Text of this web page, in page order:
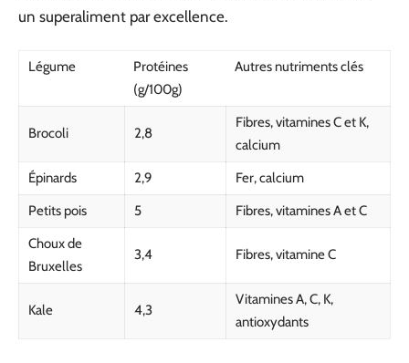
un superaliment par excellence.
Légume
Protéines
(g/100g)
Autres nutriments clés
Brocoli 2,8
Fibres, vitamines C et K,
calcium
Épinards
2,9
Fer, calcium
Petits pois
5
Fibres, vitamines A et C
Choux de
Bruxelles
3,4 Fibres, vitamine C
Kale 4,3
Vitamines A, C, K,
antioxydants